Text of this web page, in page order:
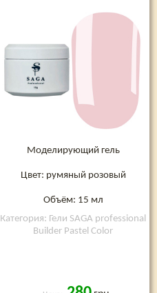
Моделирующий гель
Цвет: румяный розовый
Объём: 15 мл
Категория: Гели SAGA professional
Builder Pastel Color